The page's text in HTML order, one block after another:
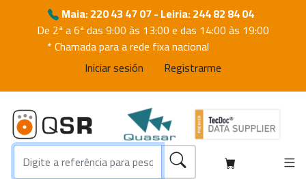
Maia: 220 43 47 07 - Leiria: 244 82 84 04
De 2ª a 6ª das 9:00 às 13:00 e das 14:00 às 19:00
* Chamada para a rede fixa nacional
Iniciar sesión
Registrarme